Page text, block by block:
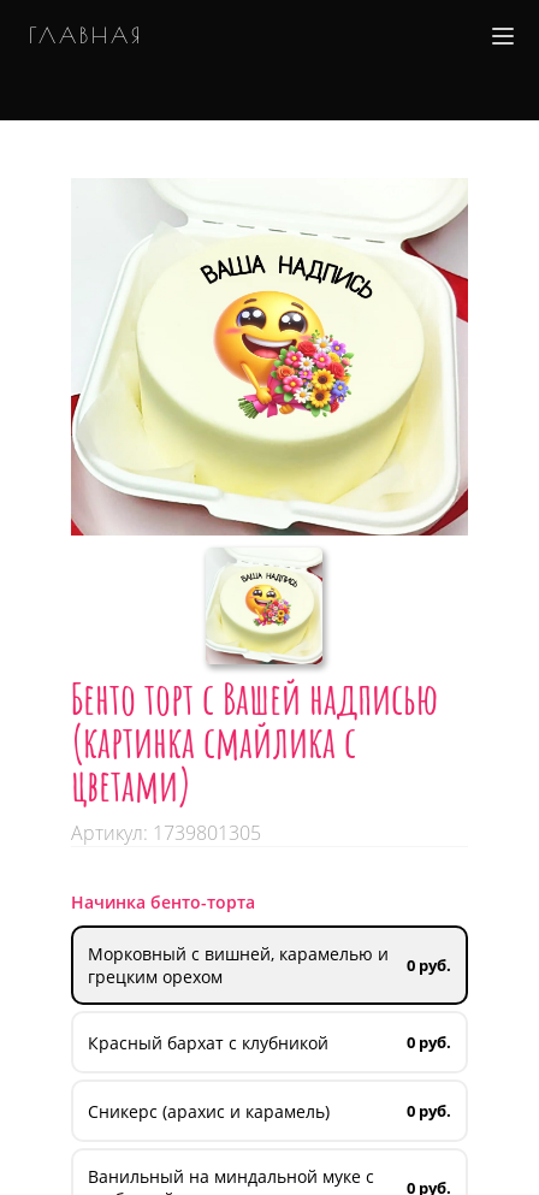
ГЛАВНАЯ
Бенто торт с Вашей надписью
(картинка смайлика с
цветами)
Артикул: 1739801305
Начинка бенто-торта
Морковный с вишней, карамелью и
грецким орехом
0 руб.
Красный бархат с клубникой 0 руб.
Сникерс (арахис и карамель) 0 руб.
Ванильный на миндальной муке с
0 руб.